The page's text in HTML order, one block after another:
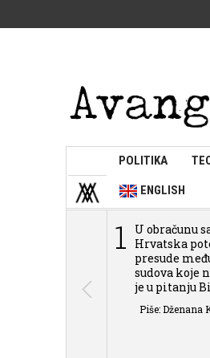
POLITIKA
ENGLISH
1
U obračunu
Hrvatska
presude
sudova koje
je u pitanju
Piše: Dženana